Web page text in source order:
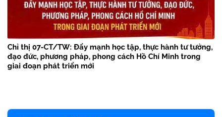
Chỉ thị 07-CT/TW: Đẩy mạnh học tập, thực hành tư tưởng,
đạo đức, phương pháp, phong cách Hồ Chí Minh trong
giai đoạn phát triển mới